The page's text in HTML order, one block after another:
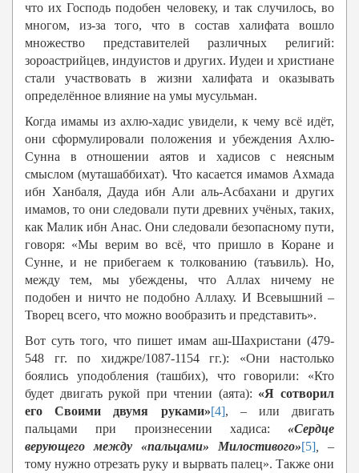
что их Господь подобен человеку, и так случилось, во
многом, из-за того, что в состав халифата вошло
множество представителей различных религий:
зороастрийцев, индуистов и других. Иудеи и христиане
стали участвовать в жизни халифата и оказывать
определённое влияние на умы мусульман.
Когда имамы из ахлю-хадис увидели, к чему всё идёт,
они сформулировали положения и убеждения Ахлю-
Сунна в отношении аятов и хадисов с неясным
смыслом (муташаббихат). Что касается имамов Ахмада
ибн Ханбаля, Дауда ибн Али аль-Асбахани и других
имамов, то они следовали пути древних учёных, таких,
как Малик ибн Анас. Они следовали безопасному пути,
говоря: «Мы верим во всё, что пришло в Коране и
Сунне, и не прибегаем к толкованию (таъвиль). Но,
между тем, мы убеждены, что Аллах ничему не
подобен и ничто не подобно Аллаху. И Всевышний –
Творец всего, что можно вообразить и представить».
Вот суть того, что пишет имам аш-Шахристани (479-
548 гг. по хиджре/1087-1154 гг.): «Они настолько
боялись уподобления (ташбих), что говорили: «Кто
будет двигать рукой при чтении (аята): «Я сотворил
его Своими двумя руками»[4], – или двигать
пальцами при произнесении хадиса: «Сердце
верующего между «пальцами» Милостивого»[5]
–
тому нужно отрезать руку и вырвать палец». Также они